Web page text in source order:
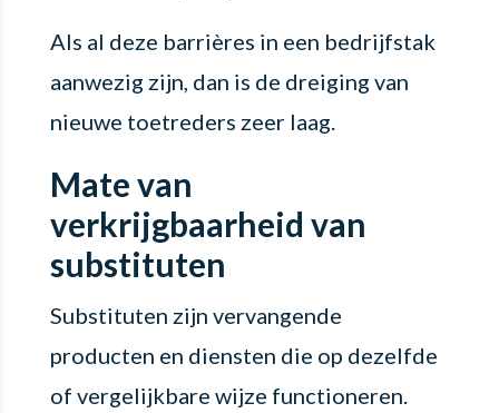
Als al deze barrières in een bedrijfstak
aanwezig zijn, dan is de dreiging van
nieuwe toetreders zeer laag.
Mate van
verkrijgbaarheid van
substituten
Substituten zijn vervangende
producten en diensten die op dezelfde
of vergelijkbare wijze functioneren.